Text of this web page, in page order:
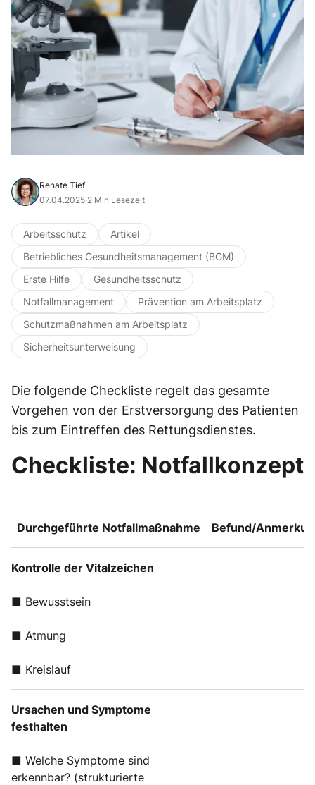
Renate Tief
07.04.2025·2 Min Lesezeit
Arbeitsschutz
Artikel
Betriebliches Gesundheitsmanagement (BGM)
Erste Hilfe
Gesundheitsschutz
Notfallmanagement
Prävention am Arbeitsplatz
Schutzmaßnahmen am Arbeitsplatz
Sicherheitsunterweisung
Die folgende Checkliste regelt das gesamte
Vorgehen von der Erstversorgung des Patienten
bis zum Eintreffen des Rettungsdienstes.
Checkliste: Notfallkonzept
Durchgeführte Notfallmaßnahme Befund/
Kontrolle der Vitalzeichen
■ Bewusstsein
■ Atmung
■ Kreislauf
Ursachen und Symptome
festhalten
■ Welche Symptome sind
erkennbar? (strukturierte